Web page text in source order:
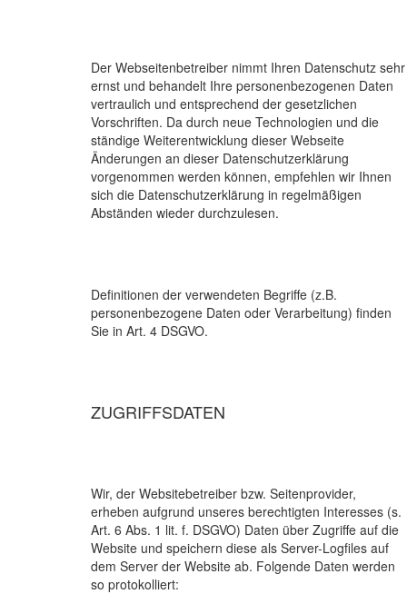
Der Webseitenbetreiber nimmt Ihren Datenschutz sehr
ernst und behandelt Ihre personenbezogenen Daten
vertraulich und entsprechend der gesetzlichen
Vorschriften. Da durch neue Technologien und die
ständige Weiterentwicklung dieser Webseite
Änderungen an dieser Datenschutzerklärung
vorgenommen werden können, empfehlen wir Ihnen
sich die Datenschutzerklärung in regelmäßigen
Abständen wieder durchzulesen.
Definitionen der verwendeten Begriffe (z.B.
personenbezogene Daten oder Verarbeitung) finden
Sie in Art. 4 DSGVO.
ZUGRIFFSDATEN
Wir, der Websitebetreiber bzw. Seitenprovider,
erheben aufgrund unseres berechtigten Interesses (s.
Art. 6 Abs. 1 lit. f. DSGVO) Daten über Zugriffe auf die
Website und speichern diese als Server-Logfiles auf
dem Server der Website ab. Folgende Daten werden
so protokolliert: